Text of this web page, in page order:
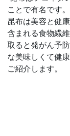
ことで有名です
昆布は美容と健
含まれる食物繊
取ると発がん予
な美味しくて健
ご紹介します。